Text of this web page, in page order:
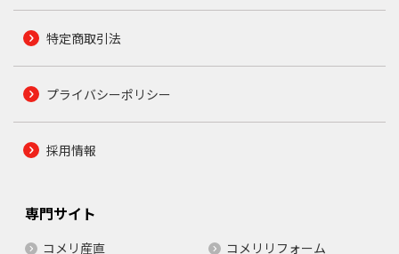
特定商取引法
プライバシーポリシー
採用情報
専門サイト
コメリ産直 コメリリフォーム